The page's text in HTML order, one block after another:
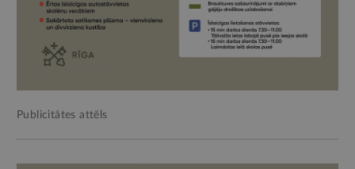
Publicitātes attēls